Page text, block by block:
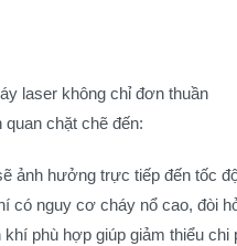
laser không chỉ đơn thuần
quan chặt chẽ đến:
ảnh hưởng trực tiếp đến tốc
có nguy cơ cháy nổ cao, đòi
khí phù hợp giúp giảm thiểu